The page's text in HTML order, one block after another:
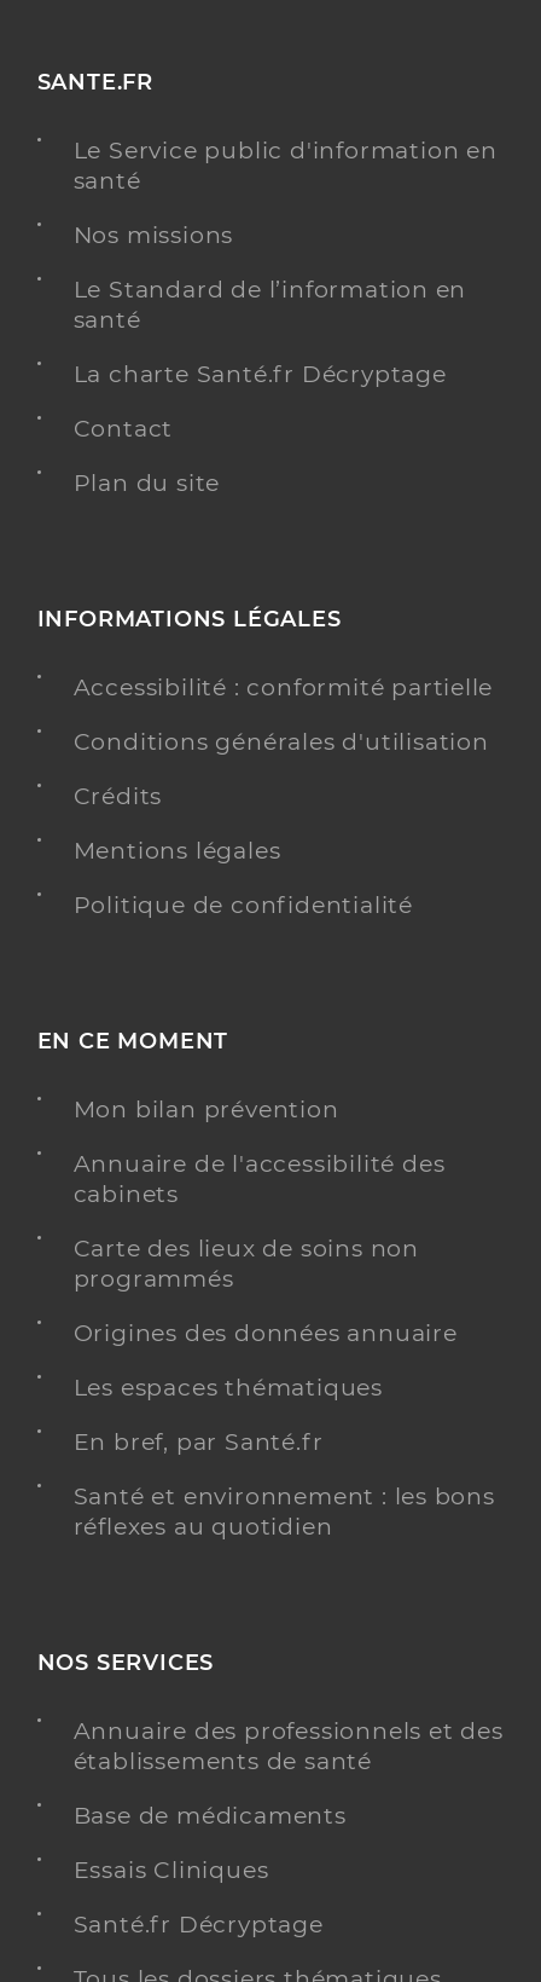
SANTE.FR
Le Service public d'information en
santé
Nos missions
Le Standard de l’information en
santé
La charte Santé.fr Décryptage
Contact
Plan du site
INFORMATIONS LÉGALES
Accessibilité : conformité partielle
Conditions générales d'utilisation
Crédits
Mentions légales
Politique de confidentialité
EN CE MOMENT
Mon bilan prévention
Annuaire de l'accessibilité des
cabinets
Carte des lieux de soins non
programmés
Origines des données annuaire
Les espaces thématiques
En bref, par Santé.fr
Santé et environnement : les bons
réflexes au quotidien
NOS SERVICES
Annuaire des professionnels et des
établissements de santé
Base de médicaments
Essais Cliniques
Santé.fr Décryptage